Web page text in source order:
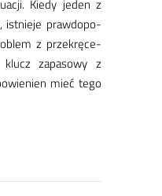
Kie­dy je­den z
ist­nie­je praw­do­po­
z prze­krę­ce­
za­pa­so­wy z
mieć te­go